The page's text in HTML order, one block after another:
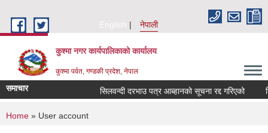
English
नेपाली
कुश्मा नगर कार्यपालिकाको कार्यालय
कुश्मा पर्वत, गण्डकी प्रदेश, नेपाल
समाचार सिलवन्दी दरभाउ पत्र आब्हानको सूचना रद्द गरिएको
You are here
Home » User account